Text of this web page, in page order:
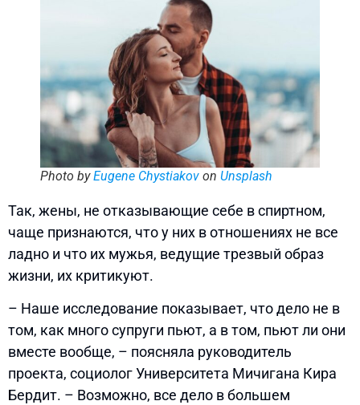
Photo byEugene Chystiakov on Unsplash
Так, жены, не отказывающие себе в спиртном,
чаще признаются, что у них в отношениях не все
ладно и что их мужья, ведущие трезвый образ
жизни, их критикуют.
– Наше исследование показывает, что дело не в
том, как много супруги пьют, а в том, пьют ли они
вместе вообще, – поясняла руководитель
проекта, социолог Университета Мичигана Кира
Бердит. – Возможно, все дело в большем